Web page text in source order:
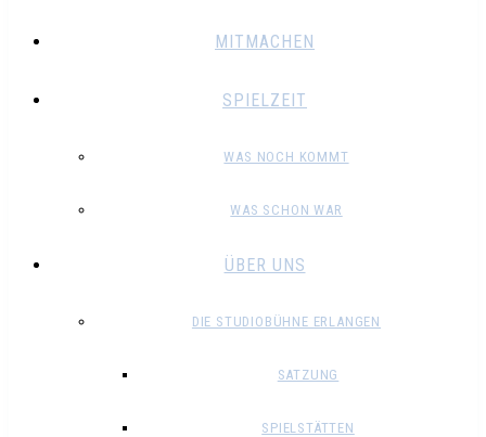
MITMACHEN
SPIELZEIT
WAS NOCH KOMMT
WAS SCHON WAR
ÜBER UNS
DIE STUDIOBÜHNE ERLANGEN
SATZUNG
SPIELSTÄTTEN